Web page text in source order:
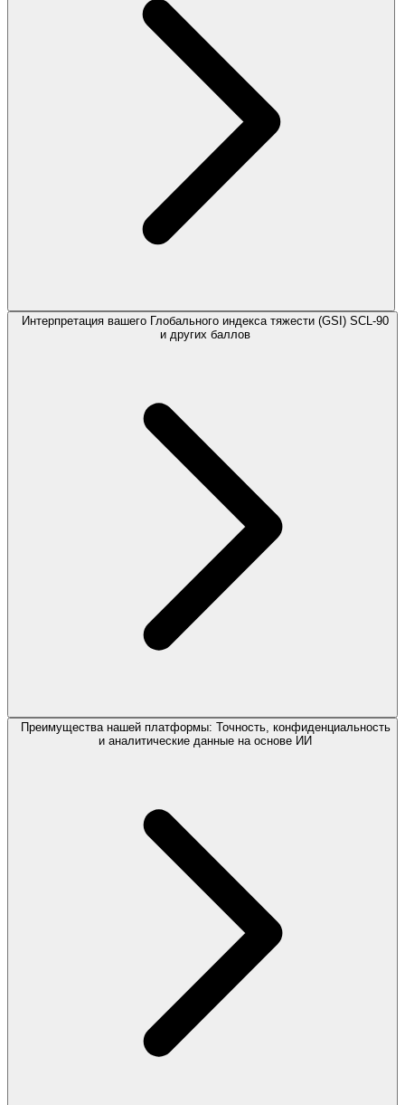
Интерпретация вашего Глобального индекса тяжести (GSI) SCL-90
и других баллов
Преимущества нашей платформы: Точность, конфиденциальность
и аналитические данные на основе ИИ